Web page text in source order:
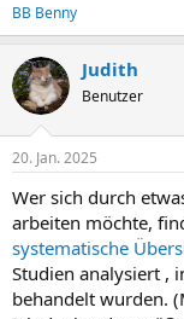
BB Benny
Judith
Benutzer
20. Jan. 2025
Wer sich durch
arbeiten möchte,
systematische
Studien analysiert ,
behandelt wurden.